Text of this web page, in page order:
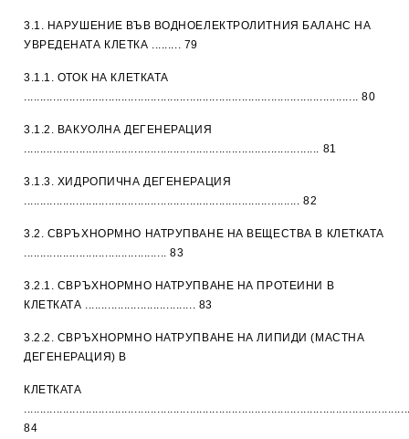
3.1. НАРУШЕНИЕ ВЪВ ВОДНОЕЛЕКТРОЛИТНИЯ БАЛАНС НА
УВРЕДЕНАТА КЛЕТКА ......... 79
3.1.1. ОТОК НА КЛЕТКАТА
....................................................................................................... 80
3.1.2. ВАКУОЛНА ДЕГЕНЕРАЦИЯ
........................................................................................... 81
3.1.3. ХИДРОПИЧНА ДЕГЕНЕРАЦИЯ
..................................................................................... 82
3.2. СВРЪХНОРМНО НАТРУПВАНЕ НА ВЕЩЕСТВА В КЛЕТКАТА
............................................ 83
3.2.1. СВРЪХНОРМНО НАТРУПВАНЕ НА ПРОТЕИНИ В
КЛЕТКАТА .................................. 83
3.2.2. СВРЪХНОРМНО НАТРУПВАНЕ НА ЛИПИДИ (МАСТНА
ДЕГЕНЕРАЦИЯ) В
КЛЕТКАТА
84